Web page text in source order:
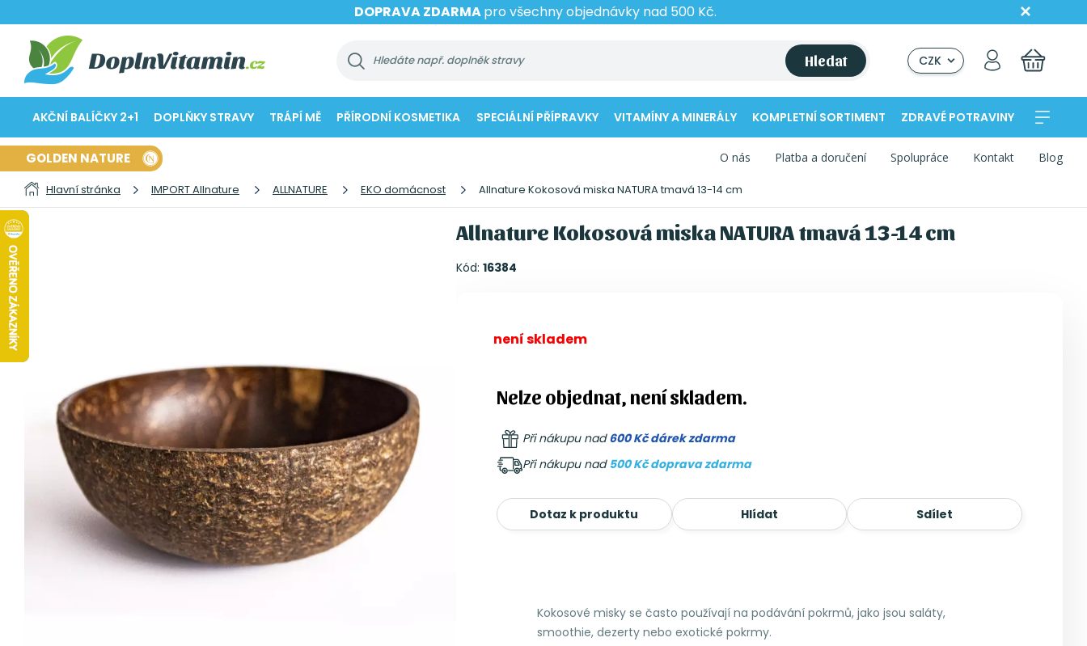
DOPRAVA ZDARMApro všechny objednávky nad 500 Kč.
Hledat CZK
AKČNÍ BALÍČKY 2+1 DOPLŇKY STRAVY TRÁPÍ MĚ PŘÍRODNÍ KOSMETIKA SPECIÁLNÍ PŘÍPRAVKY VITAMÍNY A MINERÁLY KOMPLETNÍ SORTIMENT ZDRAVÉ POTRAVINY
GOLDEN NATURE O nás Platba a doručení Spolupráce Kontakt Blog
Hlavní stránka IMPORT Allnature ALLNATURE EKO domácnost Allnature Kokosová miska NATURA tmavá 13-14 cm
Allnature Kokosová miska NATURA tmavá 13-14 cm
Kód: 16384
není skladem
Nelze objednat, není skladem.
Při nákupu nad600 Kč dárek zdarma
Při nákupu nad 500 Kč doprava zdarma
Dotaz k produktu Hlídat Sdílet
Kokosové misky se často používají na podávání pokrmů, jako jsou saláty,
smoothie, dezerty nebo exotické pokrmy.